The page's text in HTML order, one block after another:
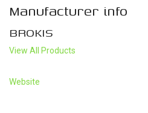
Manufacturer info
BROKIS
View All Products
Website